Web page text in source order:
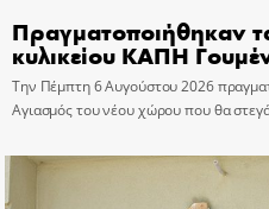
Πραγματοποιήθηκαν
κυλικείου ΚΑΠΗ
Την Πέμπτη 6 Αυγούστου 2026
Αγιασμός του νέου χώρου που θα